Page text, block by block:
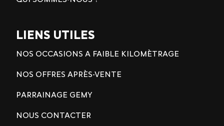
LIENS UTILES
NOS OCCASIONS A FAIBLE KILOMÈTRAGE
NOS OFFRES APRÈS-VENTE
PARRAINAGE GEMY
NOUS CONTACTER